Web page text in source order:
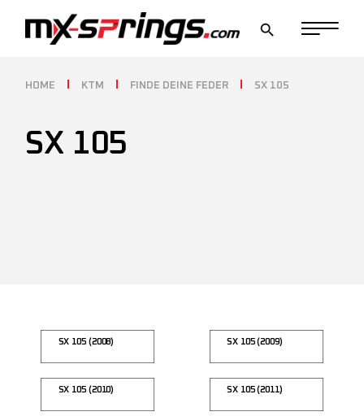
HOME KTM FINDE DEINE FEDER SX 105
SX 105
SX 105 (2008) SX 105 (2009)
SX 105 (2010) SX 105 (2011)